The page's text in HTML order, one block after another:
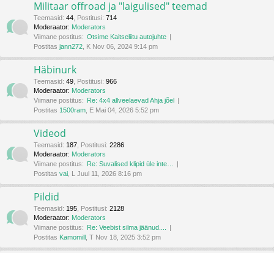
Militaar offroad ja "laigulised" teemad
Teemasid: 44 Postitusi: 714
Moderaator: Moderators
Viimane postitus: Otsime Kaitseliitu autojuhte
Postitas jann272 , K Nov 06, 2024 9:14 pm
Häbinurk
Teemasid: 49 Postitusi: 966
Moderaator: Moderators
Viimane postitus: Re: 4x4 allveelaevad Ahja jõel
Postitas 1500ram , E Mai 04, 2026 5:52 pm
Videod
Teemasid: 187 Postitusi: 2286
Moderaator: Moderators
Viimane postitus: Re: Suvalised klipid üle inte…
Postitas vai , L Juul 11, 2026 8:16 pm
Pildid
Teemasid: 195 Postitusi: 2128
Moderaator: Moderators
Viimane postitus: Re: Veebist silma jäänud....
Postitas Kamomill , T Nov 18, 2025 3:52 pm